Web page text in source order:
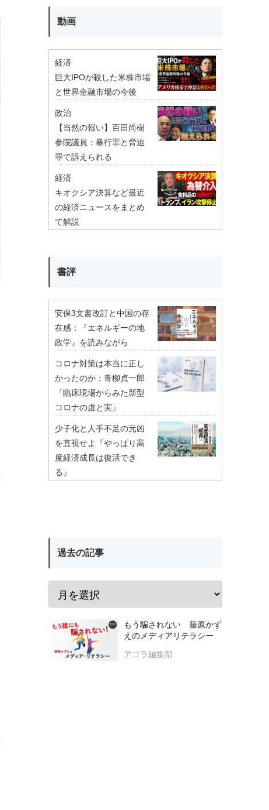
動画
経済
巨大IPOが殺した米株市場
と世界金融市場の今後
政治
【当然の報い】百田尚樹
参院議員：暴行罪と脅迫
罪で訴えられる
経済
キオクシア決算など最近
の経済ニュースをまとめ
て解説
書評
安保3文書改訂と中国の存
在感：『エネルギーの地
政学』を読みながら
コロナ対策は本当に正し
かったのか：青柳貞一郎
『臨床現場からみた新型
コロナの虚と実』
少子化と人手不足の元凶
を直視せよ『やっぱり高
度経済成長は復活でき
る』
過去の記事
もう騙されない 藤原かず
えのメディアリテラシー
アゴラ編集部